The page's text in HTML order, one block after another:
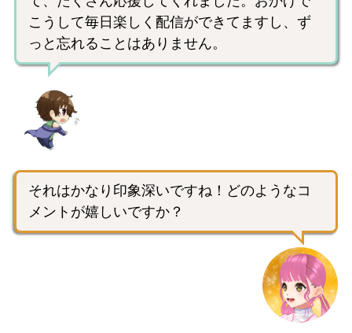
こうして毎日楽しく配信ができてますし、ず
っと忘れることはありません。
それはかなり印象深いですね！どのようなコ
メントが嬉しいですか？